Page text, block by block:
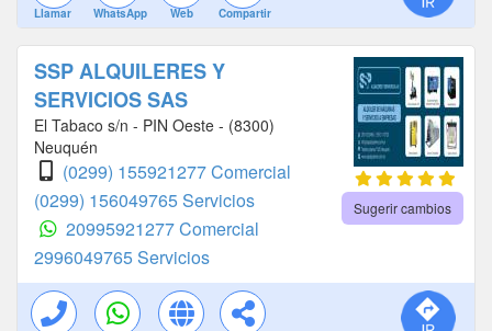
Llamar WhatsApp Web Compartir
SSP ALQUILERES Y
SERVICIOS SAS
El Tabaco s/n - PIN Oeste - (8300)
Neuquén
(0299) 155921277 Comercial
(0299) 156049765 Servicios
20995921277 Comercial
2996049765 Servicios
Sugerir cambios